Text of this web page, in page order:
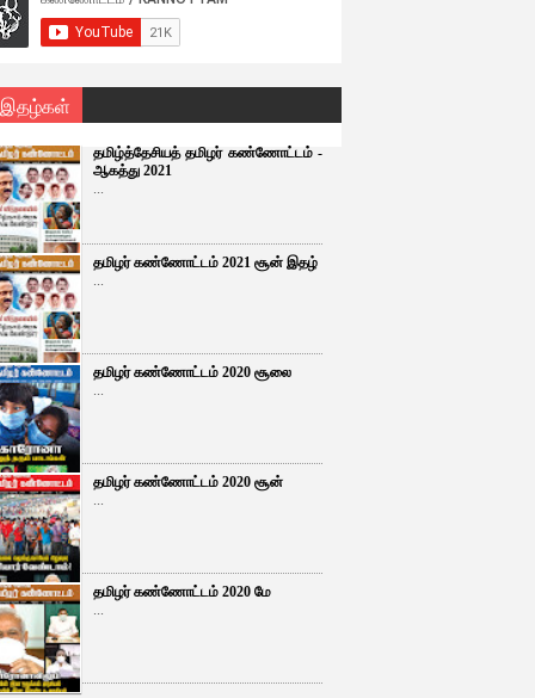
இதழ்கள்
தமிழ்த்தேசியத் தமிழர் கண்ணோட்டம் -
ஆகத்து 2021
...
தமிழர் கண்ணோட்டம் 2021 சூன் இதழ்
...
தமிழர் கண்ணோட்டம் 2020 சூலை
...
தமிழர் கண்ணோட்டம் 2020 சூன்
...
தமிழர் கண்ணோட்டம் 2020 மே
...